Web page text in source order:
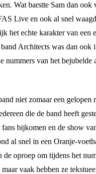
Wat barstte Sam dan
Live en ook al snel
het echte karakter van een
Architects was dan ook
nummers van het bejubelde
niet zomaar een
die de band heeft
fans bijkomen en de show
al snel in een Oranje-
de oproep om tijdens het
maar vaak hebben ze